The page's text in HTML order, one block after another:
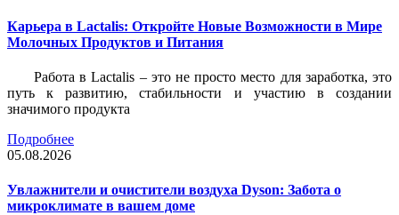
Карьера в Lactalis: Откройте Новые Возможности в Мире
Молочных Продуктов и Питания
Работа в Lactalis – это не просто место для заработка, это
путь к развитию, стабильности и участию в создании
значимого продукта
Подробнее
05.08.2026
Увлажнители и очистители воздуха Dyson: Забота о
микроклимате в вашем доме